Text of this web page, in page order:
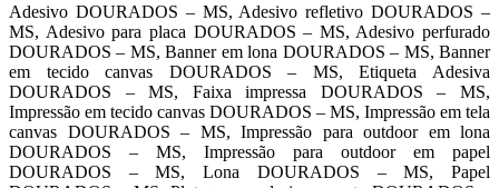
Adesivo DOURADOS – MS, Adesivo refletivo DOURADOS –
MS, Adesivo para placa DOURADOS – MS, Adesivo perfurado
DOURADOS – MS, Banner em lona DOURADOS – MS, Banner
em tecido canvas DOURADOS – MS, Etiqueta Adesiva
DOURADOS – MS, Faixa impressa DOURADOS – MS,
Impressão em tecido canvas DOURADOS – MS, Impressão em tela
canvas DOURADOS – MS, Impressão para outdoor em lona
DOURADOS – MS, Impressão para outdoor em papel
DOURADOS – MS, Lona DOURADOS – MS, Papel